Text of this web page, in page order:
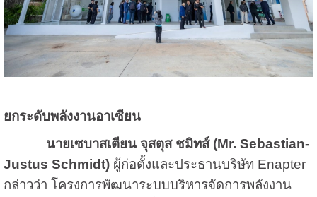
ยกระดับพลังงานอาเซียน
นายเซบาสเตียน จุสตุส ชมิทส์ (Mr. Sebastian-
Justus Schmidt)ผู้ก่อตั้งและประธานบริษัท Enapter
กล่าวว่า โครงการพัฒนาระบบบริหารจัดการพลังงาน